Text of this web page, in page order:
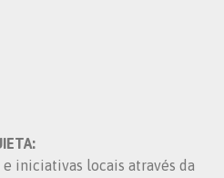
iniciativas locais através da